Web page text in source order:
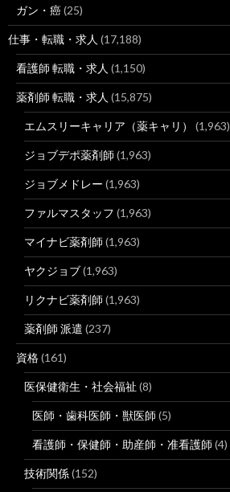
ガン・癌(25)
仕事・転職・求人 (17,188)
看護師 転職・求人 (1,150)
薬剤師 転職・求人 (15,875)
エムスリーキャリア（薬キャリ） (1,963)
ジョブデポ薬剤師 (1,963)
ジョブメドレー (1,963)
ファルマスタッフ (1,963)
マイナビ薬剤師 (1,963)
ヤクジョブ(1,963)
リクナビ薬剤師 (1,963)
薬剤師 派遣 (237)
資格(161)
医保健衛生・社会福祉 (8)
医師・歯科医師・獣医師 (5)
看護師・保健師・助産師・准看護師 (4)
技術関係(152)